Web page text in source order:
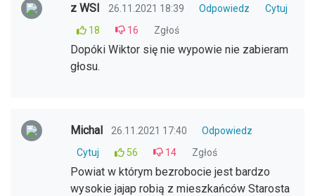
z WSI 26.11.2021 18:39 Odpowiedz
Cytuj
18
16 Zgłoś
Dopóki Wiktor się nie wypowie nie zabieram
głosu.
Michal 26.11.2021 17:40
Odpowiedz
Cytuj
56 14 Zgłoś
Powiat w którym bezrobocie jest bardzo
wysokie jajap robią z mieszkańców Starosta